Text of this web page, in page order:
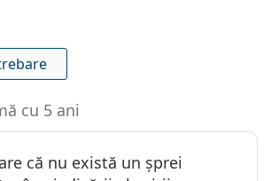
cu 5 ani
că nu există un șprei